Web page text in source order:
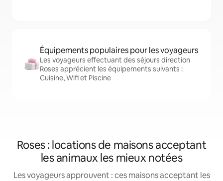
Équipements populaires pour les voyageurs
Les voyageurs effectuant des séjours direction
Roses apprécient les équipements suivants :
Cuisine, Wifi et Piscine
Roses : locations de maisons acceptant
les animaux les mieux notées
Les voyageurs approuvent : ces maisons acceptant les